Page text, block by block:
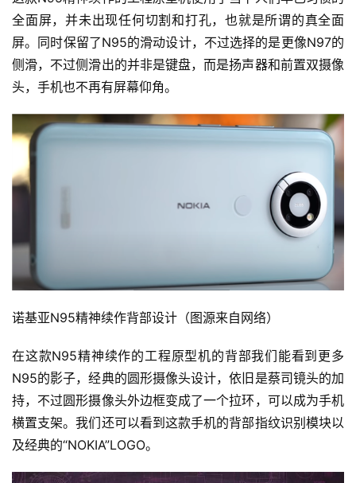
投
每
日
好
诗
全面屏，并未出现任何切割和打孔，也就是所谓的真全面
屏。同时保留了N95的滑动设计，不过选择的是更像N97的
侧滑，不过侧滑出的并非是键盘，而是扬声器和前置双摄像
头，手机也不再有屏幕仰角。
诺基亚N95精神续作背部设计（图源来自网络）
在这款N95精神续作的工程原型机的背部我们能看到更多
N95的影子，经典的圆形摄像头设计，依旧是蔡司镜头的加
持，不过圆形摄像头外边框变成了一个拉环，可以成为手机
横置支架。我们还可以看到这款手机的背部指纹识别模块以
及经典的“NOKIA”LOGO。